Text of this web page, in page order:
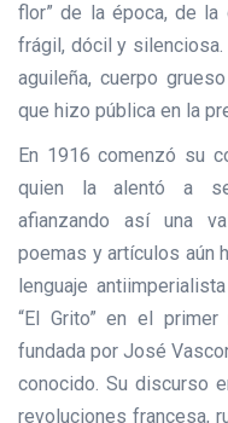
flor” de la época, de la
frágil, dócil y silenciosa.
aguileña, cuerpo
que hizo pública en la
En 1916 comenzó su
quien la alentó a
afianzando así una
poemas y artículos aún
lenguaje
“El Grito” en el
fundada por José
conocido. Su discurso
revoluciones francesa,